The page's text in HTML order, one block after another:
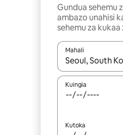
Gundua sehemu
ambazo unahisi
sehemu za
Mahali
Wakati matokeo
Kuingia
Kutoka